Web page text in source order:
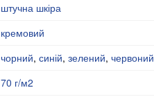
штучна шкіра
кремовий
чорний, синій, зелений, червоний
70 г/м2